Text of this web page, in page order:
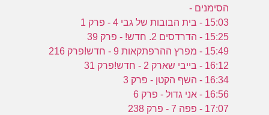
הסימנים -
15:03 - בית הבובות של גבי 4 - פרק 1
15:25 - הדרדסים 2. חדש! - פרק 39
15:49 - מפרץ ההרפתקאות 9 - חדש!פרק 216
16:12 - בייבי שארק 2 - חדש!פרק 31
16:34 - השף הקטן - פרק 3
16:56 - אני גדול - פרק 6
17:07 - פפה 7 - פרק 238